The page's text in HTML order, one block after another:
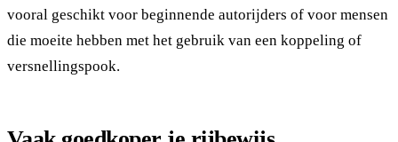
vooral geschikt voor beginnende autorijders of voor mensen
die moeite hebben met het gebruik van een koppeling of
versnellingspook.